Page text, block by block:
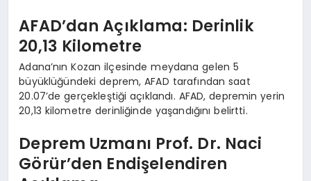
AFAD’dan Açıklama: Derinlik
20,13 Kilometre
Adana’nın Kozan ilçesinde meydana gelen 5
büyüklüğündeki deprem, AFAD tarafından saat
20.07’de gerçekleştiği açıklandı. AFAD, depremin yerin
20,13 kilometre derinliğinde yaşandığını belirtti.
Deprem Uzmanı Prof. Dr. Naci
Görür’den Endişelendiren